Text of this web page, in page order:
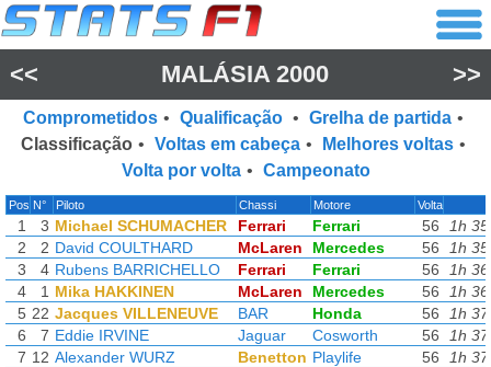
<< MALÁSIA 2000 >>
Comprometidos • Qualificação • Grelha de partida •
Classificação • Voltas em cabeça • Melhores voltas •
Volta por volta • Campeonato
Pos N° Piloto Chassi Motore Volta
1 3 Michael SCHUMACHER Ferrari Ferrari 56
1h
2
2 David COULTHARD McLaren Mercedes 56
1h
3
4 Rubens BARRICHELLO Ferrari Ferrari 56
1h
4
1 Mika HAKKINEN McLaren Mercedes 56
1h
5 22 Jacques VILLENEUVE BAR Honda 56
1h
6
7 Eddie IRVINE Jaguar Cosworth 56
1h
7 12 Alexander WURZ Benetton Playlife 56
1h